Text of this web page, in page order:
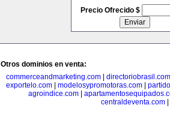
Precio Ofrecido $
Otros dominios en venta:
commerceandmarketing.com| directoriobrasil.com
exportelo.com
modelosypromotoras.com
agroindice.com
centraldeventa.com|